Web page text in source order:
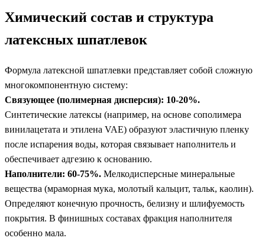
Химический состав и структура
латексных шпатлевок
Формула латексной шпатлевки представляет собой сложную
многокомпонентную систему:
Связующее (полимерная дисперсия): 10-20%.
Синтетические латексы (например, на основе сополимера
винилацетата и этилена VAE) образуют эластичную пленку
после испарения воды, которая связывает наполнитель и
обеспечивает адгезию к основанию.
Наполнители: 60-75%. Мелкодисперсные минеральные
вещества (мраморная мука, молотый кальцит, тальк, каолин).
Определяют конечную прочность, белизну и шлифуемость
покрытия. В финишных составах фракция наполнителя
особенно мала.